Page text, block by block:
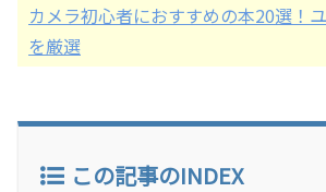
カメラ初心者におすすめの本20選！
を厳選
この記事のINDEX